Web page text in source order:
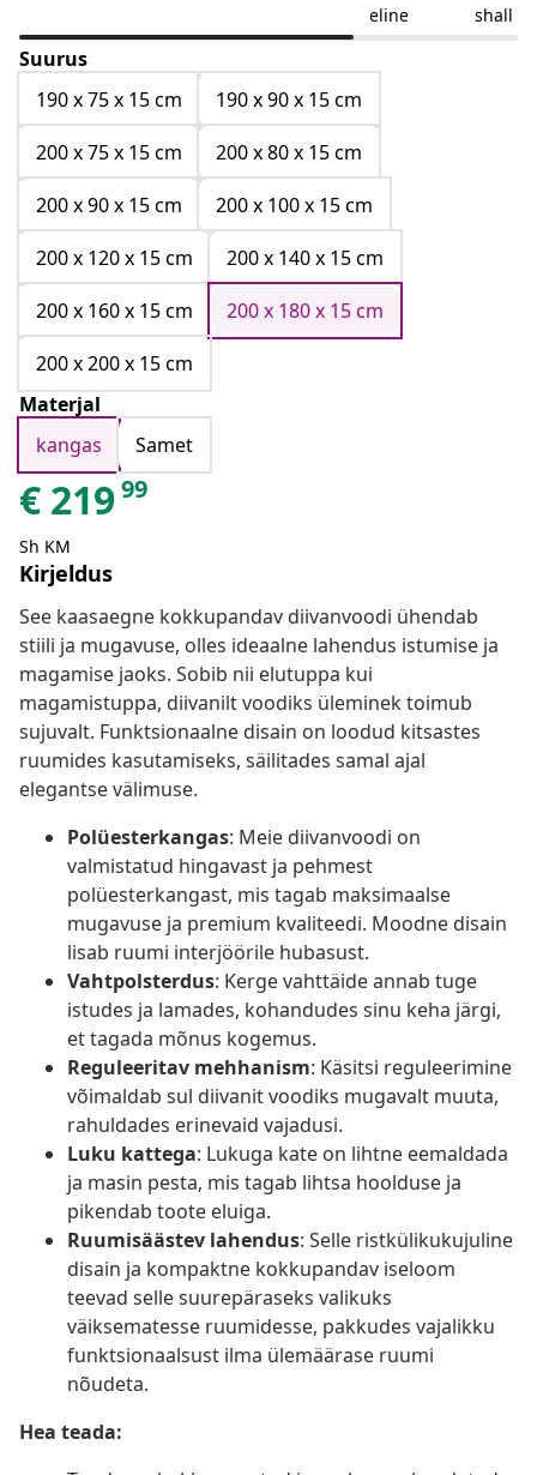
eline
shall
Suurus
190 x 75 x 15 cm
190 x 90 x 15 cm
200 x 75 x 15 cm
200 x 80 x 15 cm
200 x 90 x 15 cm
200 x 100 x 15 cm
200 x 120 x 15 cm
200 x 140 x 15 cm
200 x 160 x 15 cm
200 x 180 x 15 cm
200 x 200 x 15 cm
Materjal
kangas
Samet
€ 21999
Sh KM
Kirjeldus
See kaasaegne kokkupandav diivanvoodi ühendab
stiili ja mugavuse, olles ideaalne lahendus istumise ja
magamise jaoks. Sobib nii elutuppa kui
magamistuppa, diivanilt voodiks üleminek toimub
sujuvalt. Funktsionaalne disain on loodud kitsastes
ruumides kasutamiseks, säilitades samal ajal
elegantse välimuse.
Polüesterkangas: Meie diivanvoodi on
valmistatud hingavast ja pehmest
polüesterkangast, mis tagab maksimaalse
mugavuse ja premium kvaliteedi. Moodne disain
lisab ruumi interjöörile hubasust.
Vahtpolsterdus: Kerge vahttäide annab tuge
istudes ja lamades, kohandudes sinu keha järgi,
et tagada mõnus kogemus.
Reguleeritav mehhanism: Käsitsi reguleerimine
võimaldab sul diivanit voodiks mugavalt muuta,
rahuldades erinevaid vajadusi.
Luku kattega: Lukuga kate on lihtne eemaldada
ja masin pesta, mis tagab lihtsa hoolduse ja
pikendab toote eluiga.
Ruumisäästev lahendus: Selle ristkülikukujuline
disain ja kompaktne kokkupandav iseloom
teevad selle suurepäraseks valikuks
väiksematesse ruumidesse, pakkudes vajalikku
funktsionaalsust ilma ülemäärase ruumi
nõudeta.
Hea teada: